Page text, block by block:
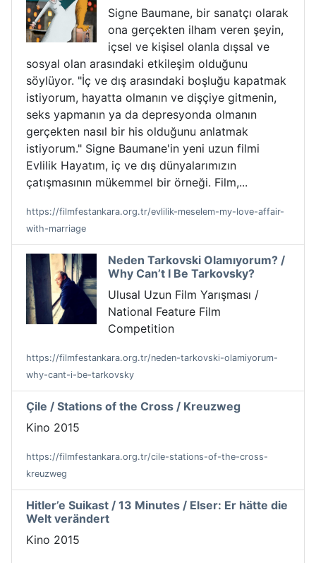
Signe Baumane, bir sanatçı olarak
ona gerçekten ilham veren şeyin,
içsel ve kişisel olanla dışsal ve
sosyal olan arasındaki etkileşim olduğunu
söylüyor. "İç ve dış arasındaki boşluğu kapatmak
istiyorum, hayatta olmanın ve dişçiye gitmenin,
seks yapmanın ya da depresyonda olmanın
gerçekten nasıl bir his olduğunu anlatmak
istiyorum." Signe Baumane'in yeni uzun filmi
Evlilik Hayatım, iç ve dış dünyalarımızın
çatışmasının mükemmel bir örneği. Film,...
https://filmfestankara.org.tr/evlilik-meselem-my-love-affair-
with-marriage
Neden Tarkovski Olamıyorum? /
Why Can’t I Be Tarkovsky?
Ulusal Uzun Film Yarışması /
National Feature Film
Competition
https://filmfestankara.org.tr/neden-tarkovski-olamiyorum-
why-cant-i-be-tarkovsky
Çile / Stations of the Cross / Kreuzweg
Kino 2015
https://filmfestankara.org.tr/cile-stations-of-the-cross-
kreuzweg
Hitler’e Suikast / 13 Minutes / Elser: Er hätte die
Welt verändert
Kino 2015